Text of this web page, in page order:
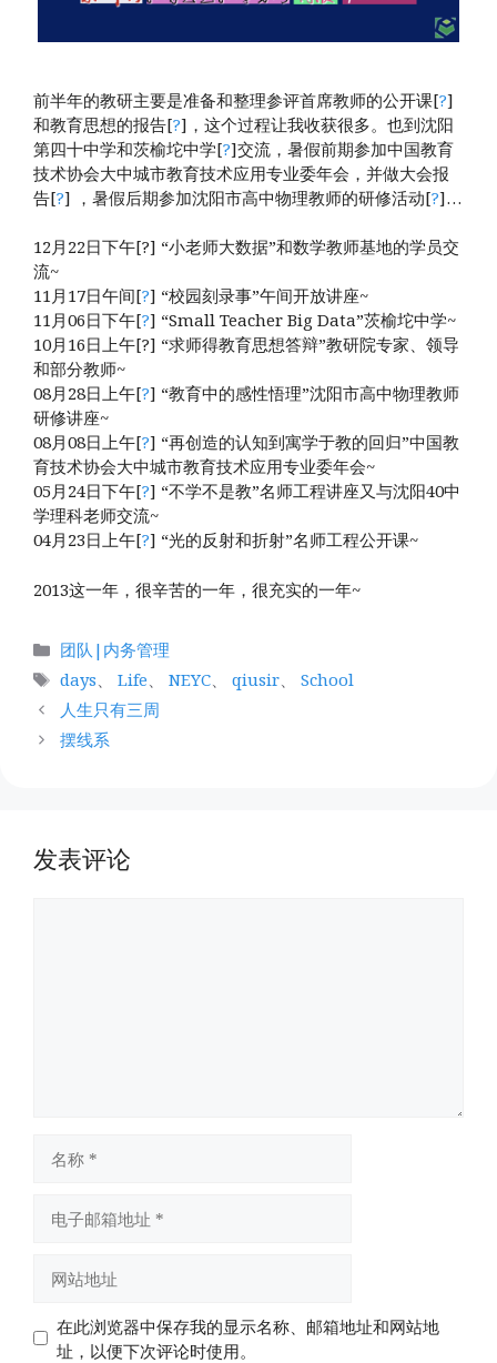
前半年的教研主要是准备和整理参评首席教师的公开课[?]
和教育思想的报告[?]，这个过程让我收获很多。也到沈阳
第四十中学和茨榆坨中学[?]交流，暑假前期参加中国教育
技术协会大中城市教育技术应用专业委年会，并做大会报
告[?] ，暑假后期参加沈阳市高中物理教师的研修活动[?]…
12月22日下午[?] “小老师大数据”和数学教师基地的学员交
流~
11月17日午间[?] “校园刻录事”午间开放讲座~
11月06日下午[?] “Small Teacher Big Data”茨榆坨中学~
10月16日上午[?] “求师得教育思想答辩”教研院专家、领导
和部分教师~
08月28日上午[?] “教育中的感性悟理”沈阳市高中物理教师
研修讲座~
08月08日上午[?] “再创造的认知到寓学于教的回归”中国教
育技术协会大中城市教育技术应用专业委年会~
05月24日下午[?] “不学不是教”名师工程讲座又与沈阳40中
学理科老师交流~
04月23日上午[?] “光的反射和折射”名师工程公开课~
2013这一年，很辛苦的一年，很充实的一年~
分
类
团队|内务管理
标
签
days Life NEYC qiusir
School
人生只有三周
摆线系
发表评论
址
址
在此浏览器中保存我的显示名称、邮箱地址和网站地
址，以便下次评论时使用。